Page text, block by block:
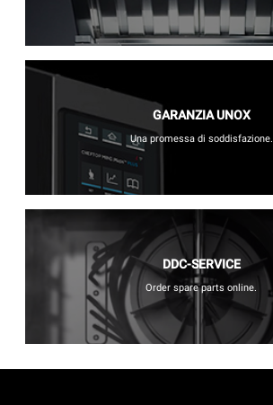
GARANZIA UNOX
Una promessa di soddisfazione.
DDC-SERVICE
Order spare parts online.